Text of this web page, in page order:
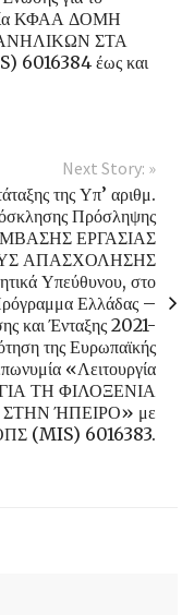
ΚΦΑΑ ΔΟΜΗ
ΣΤΑ
6016384 έως και
Next Story: »
της Υπ’ αριθμ.
Πρόσληψης
ΕΡΓΑΣΙΑΣ
ΑΠΑΣΧΟΛΗΣΗΣ
Υπεύθυνου, στο
Ελλάδας –
και Ένταξης 2021-
της Ευρωπαϊκής
«Λειτουργία
ΤΗ ΦΙΛΟΞΕΝΙΑ
ΉΠΕΙΡΟ» με
(MIS) 6016383.